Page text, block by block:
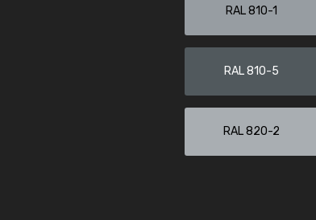
RAL 810-1
RAL 810-5
RAL 820-2